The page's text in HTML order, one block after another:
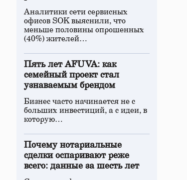
Аналитики сети сервисных
офисов SOK выяснили, что
меньше половины опрошенных
(40%) жителей…
Пять лет AFUVA: как
семейный проект стал
узнаваемым брендом
Бизнес часто начинается не с
больших инвестиций, а с идеи, в
которую…
Почему нотариальные
сделки оспаривают реже
всего: данные за шесть лет